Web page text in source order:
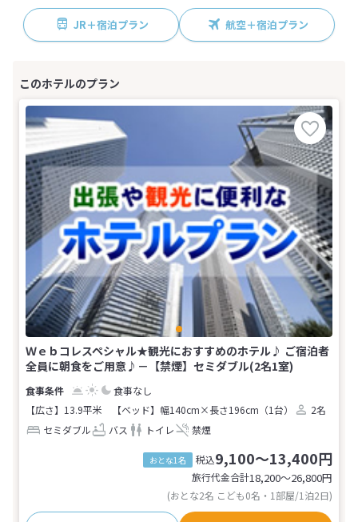
JR＋宿泊プラン 航空＋宿泊プラン
Ｗｅｂコレスペシャル★観光におすすめのホテル♪ ご宿泊者
全員に朝食をご用意♪－【禁煙】セミダブル(2名1室)
食事なし
【広さ】13.9平米
【ベッド】幅140cm×長さ196cm（1台）
2名
セミダブル
バス トイレ 禁煙
おとな1名 税込9,100～13,400円
旅行代金合計18,200〜26,800円
(おとな2名 こども0名・1部屋/1泊2日)